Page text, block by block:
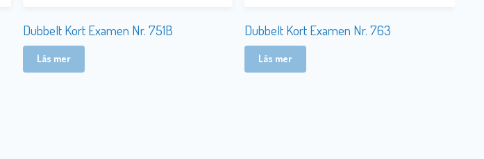
Dubbelt Kort Examen Nr. 751B
Läs mer
Dubbelt Kort Examen Nr. 763
Läs mer